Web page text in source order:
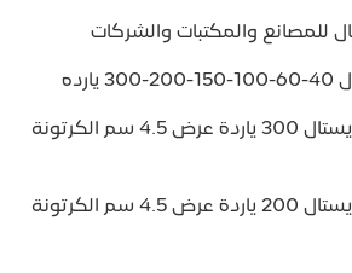
للمصانع والمكتبات والشركات
سعر بكرة سلوتيب كريستال 300 ياردة عرض 4.5 سم الكرتونة
سعر بكرة سلوتيب كريستال 200 ياردة عرض 4.5 سم الكرتونة